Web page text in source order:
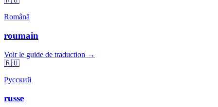
Română
roumain
Voir le guide de traduction →
🇷🇺
Русский
russe